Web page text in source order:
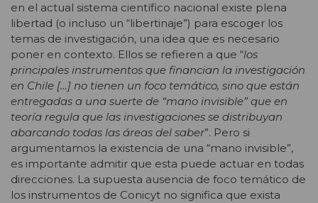
en el actual sistema científico nacional existe plena
libertad (o incluso un “libertinaje”) para escoger los
temas de investigación, una idea que es necesario
poner en contexto. Ellos se refieren a que “los
principales instrumentos que financian la investigación
en Chile […] no tienen un foco temático, sino que están
entregadas a una suerte de “mano invisible” que en
teoría regula que las investigaciones se distribuyan
abarcando todas las áreas del saber”. Pero si
argumentamos la existencia de una “mano invisible”,
es importante admitir que esta puede actuar en todas
direcciones. La supuesta ausencia de foco temático de
los instrumentos de Conicyt no significa que exista